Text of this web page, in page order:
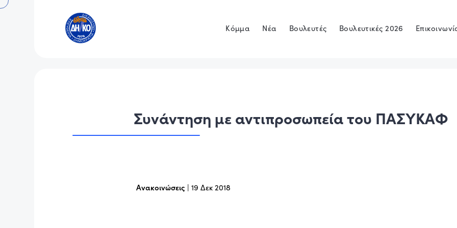
Κόμμα Νέα Βουλευτές Βουλευτικές 2026
Συνάντηση με αντιπροσωπεία του ΠΑΣΥΚΑΦ
Ανακοινώσεις | 19 Δεκ 2018